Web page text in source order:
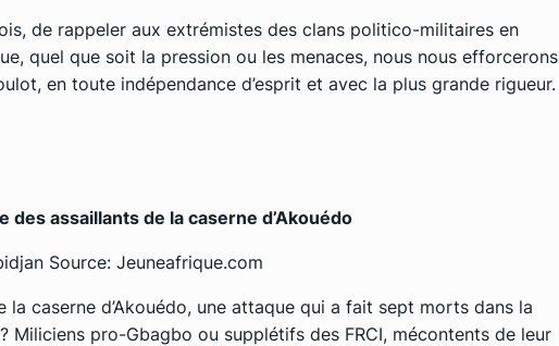
de rappeler aux extrémistes des clans politico-militaires en
quel que soit la pression ou les menaces, nous nous efforcerons
en toute indépendance d’esprit et avec la plus grande rigueur.
des assaillants de la caserne d’Akouédo
Source: Jeuneafrique.com
la caserne d’Akouédo, une attaque qui a fait sept morts dans la
Miliciens pro-Gbagbo ou supplétifs des FRCI, mécontents de leur